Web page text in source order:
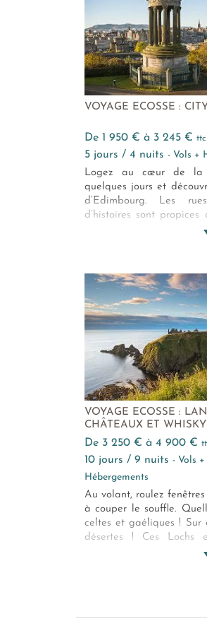
VOYAGE ECOSSE :
de 1 950 € à 3 245 € ttc
5 jours / 4 nuits - Vols +
Logez au cœur de la
quelques jours et
d’Edimbourg. Les
d’histoires sont
nature et culture.
VOYAGE ECOSSE :
CHÂTEAUX ET
de 3 250 € à 4 900 €
10 jours / 9 nuits - Vols
Hébergements
Au volant, roulez
à couper le souffle.
celtes et gaéliques ! Sur
désertes ! Ces Lochs
Passionnés de nature,